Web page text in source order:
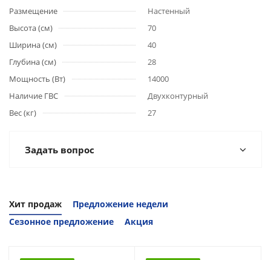
Размещение
Настенный
Высота (см)
70
Ширина (см)
40
Глубина (см)
28
Мощность (Вт)
14000
Наличие ГВС
Двухконтурный
Вес (кг)
27
Задать вопрос
Хит продаж
Предложение недели
Сезонное предложение
Акция